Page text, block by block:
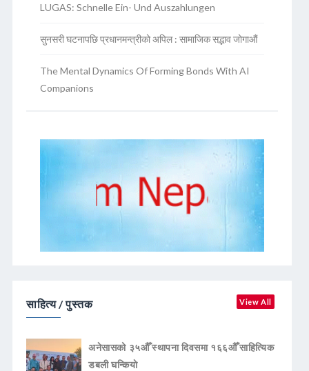
LUGAS: Schnelle Ein- Und Auszahlungen
सुनसरी घटनापछि प्रधानमन्त्रीको अपिल : सामाजिक सद्भाव जोगाऔं
The Mental Dynamics Of Forming Bonds With AI
Companions
साहित्य / पुस्तक View All
अनेसासको ३५औँ स्थापना दिवसमा १६६औँ साहित्यिक
डबली घन्कियाे